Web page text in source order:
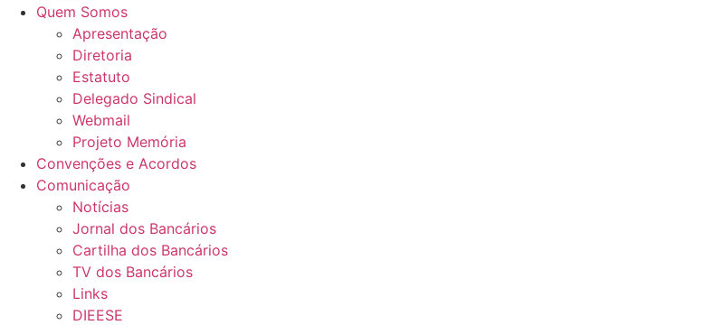
Quem Somos
Apresentação
Diretoria
Estatuto
Delegado Sindical
Webmail
Projeto Memória
Convenções e Acordos
Comunicação
Notícias
Jornal dos Bancários
Cartilha dos Bancários
TV dos Bancários
Links
DIEESE